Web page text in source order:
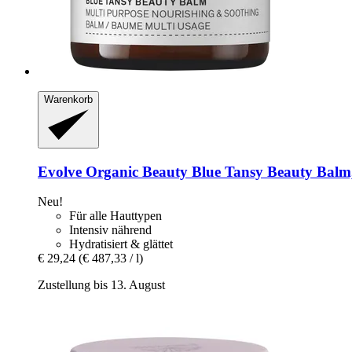
Warenkorb
Evolve Organic Beauty Blue Tansy Beauty
Neu!
Für alle Hauttypen
Intensiv nährend
Hydratisiert & glättet
€ 29,24 (€ 487,33 / l)
Zustellung bis 13. August